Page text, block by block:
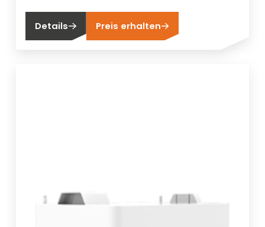
Details Preis erhalten